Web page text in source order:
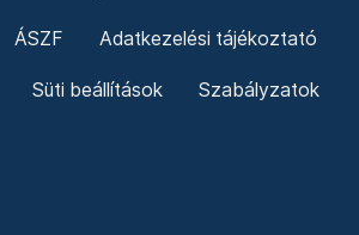
ÁSZF Adatkezelési tájékoztató
Süti beállítások Szabályzatok